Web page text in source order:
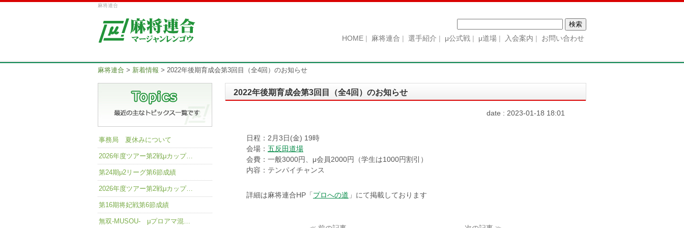
麻将連合
索:
HOME 麻将連合 選手紹介 μ公式戦 μ道場 入会案内 お問い合わせ
麻将連合 > 新着情報 > 2022年後期育成会第3回目（全4回）のお知らせ
2022年後期育成会第3回目（全4回）のお知らせ
date : 2023-01-18 18:01
日程：2月3日(金) 19時
会場： 五反田道場
会費：一般3000円、μ会員2000円（学生は1000円割引）
内容：テンパイチャンス
詳細は麻将連合HP「 プロへの道 」にて掲載しております
事務局 夏休みについて
2026年度ツアー第2戦μカップ…
第24期μ2リーグ第6節成績
2026年度ツアー第2戦μカップ…
第16期将妃戦第6節成績
無双-MUSOU- μプロアマ混…